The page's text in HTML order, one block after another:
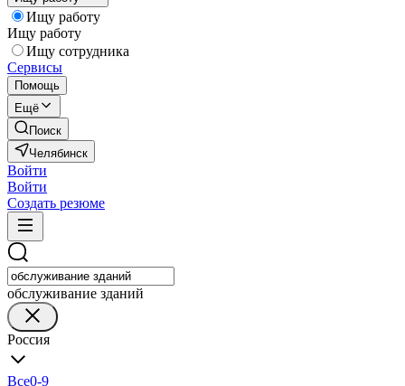
Ищу работу
Ищу работу
Ищу сотрудника
Сервисы
Помощь
Ещё
Поиск
Челябинск
Войти
Войти
Создать резюме
обслуживание зданий
Россия
Все0-9